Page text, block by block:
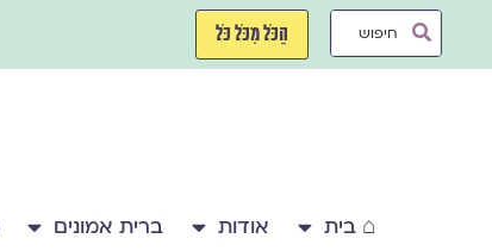
Search
הַכֹּל מִכֹּל כֹּל
⌂ בית אודות ברית אמונים